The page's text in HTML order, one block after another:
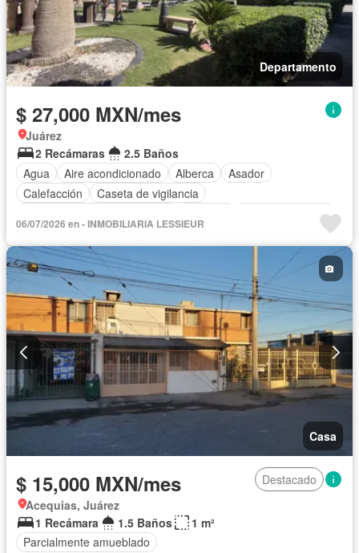
Departamento
$ 27,000 MXN/mes
Juárez
2 Recámaras
2.5 Baños
Agua
Aire acondicionado Alberca
Asador
Calefacción
Caseta de vigilancia
Cocina equipada
Cocina integral
Cuarto de Limpieza
Electricidad
Estacionamiento
Jacuzzi
Jardín Recámara con closet
Sauna
Seguridad
Televisión por cable Terraza
Zonas verdes
Completamente amueblado
06/07/2026 en - INMOBILIARIA LESSIEUR
Casa
$ 15,000 MXN/mes
Destacado
Acequias, Juárez
1 Recámara
1.5 Baños
1 m²
Parcialmente amueblado